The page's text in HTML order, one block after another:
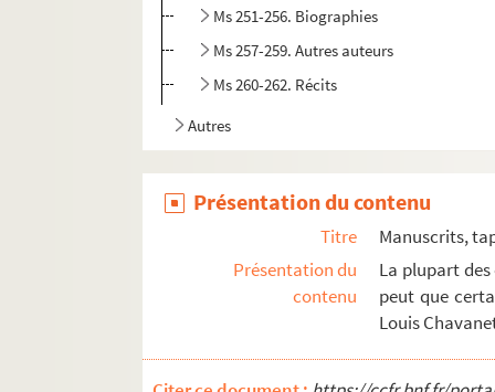
Ms 251-256. Biographies
Ms 257-259. Autres auteurs
Ms 260-262. Récits
Autres
Présentation du contenu
Titre
Manuscrits,
Présentation du
contenu
La plupart des
peut que
Louis